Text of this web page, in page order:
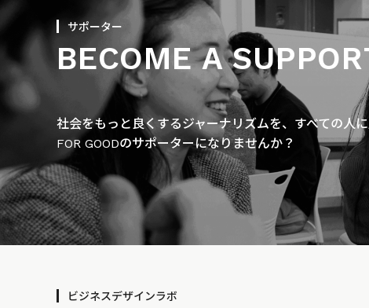
サポーター
BECOME A
社会をもっと良くするジャーナリズムを、すべての人
FOR GOODのサポーターになりませんか？
ビジネスデザインラボ